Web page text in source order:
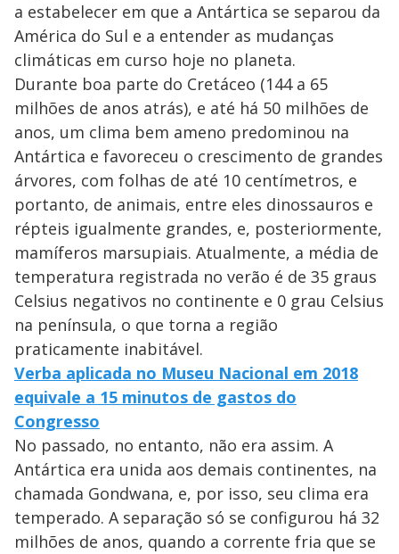
a estabelecer em que a Antártica se separou da
América do Sul e a entender as mudanças
climáticas em curso hoje no planeta.
Durante boa parte do Cretáceo (144 a 65
milhões de anos atrás), e até há 50 milhões de
anos, um clima bem ameno predominou na
Antártica e favoreceu o crescimento de grandes
árvores, com folhas de até 10 centímetros, e
portanto, de animais, entre eles dinossauros e
répteis igualmente grandes, e, posteriormente,
mamíferos marsupiais. Atualmente, a média de
temperatura registrada no verão é de 35 graus
Celsius negativos no continente e 0 grau Celsius
na península, o que torna a região
praticamente inabitável.
Verba aplicada no Museu Nacional em 2018
equivale a 15 minutos de gastos do
Congresso
No passado, no entanto, não era assim. A
Antártica era unida aos demais continentes, na
chamada Gondwana, e, por isso, seu clima era
temperado. A separação só se configurou há 32
milhões de anos, quando a corrente fria que se